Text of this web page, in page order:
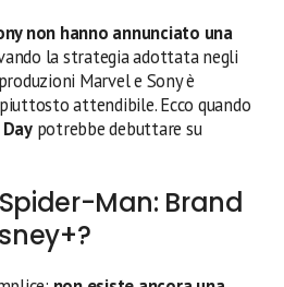
non hanno annunciato una
la strategia adottata negli
Marvel e Sony è
attendibile. Ecco quando
potrebbe debuttare su
Man: Brand